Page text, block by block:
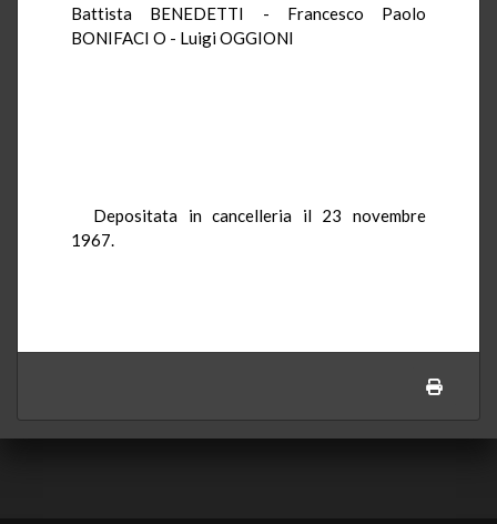
Battista BENEDETTI - Francesco Paolo
BONIFACI O - Luigi OGGIONI
Depositata in cancelleria il 23 novembre
1967.